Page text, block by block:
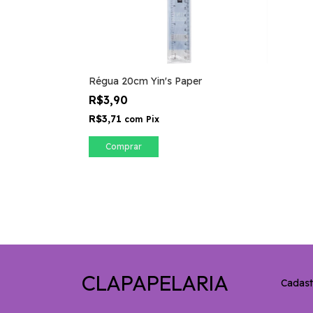
Régua 20cm Yin's Paper
R$3,90
R$3,71 com Pix
CLAPAPELARIA